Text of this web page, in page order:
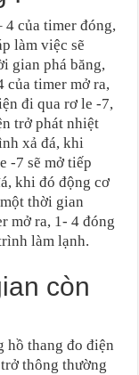
4 của timer đóng,
làm việc sẽ
gian phá băng,
của timer mở ra,
đi qua rơ le -7,
trở phát nhiệt
xả đá, khi
-7 sẽ mở tiếp
khi đó động cơ
thời gian
mở ra, 1- 4 đóng
làm lạnh.
còn
hồ thang đo điện
thông thường